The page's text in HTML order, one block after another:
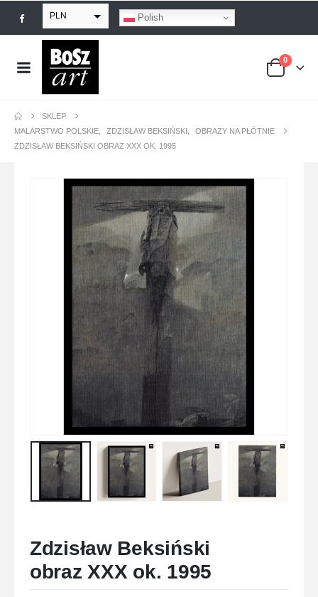
PLN
EUR
USD
Polish
0
SKLEP
MALARSTWO POLSKIE
ZDZISŁAW BEKSIŃSKI
OBRAZY NA PŁÓTNIE
ZDZISŁAW BEKSIŃSKI OBRAZ XXX OK. 1995
Zdzisław Beksiński
obraz XXX ok. 1995